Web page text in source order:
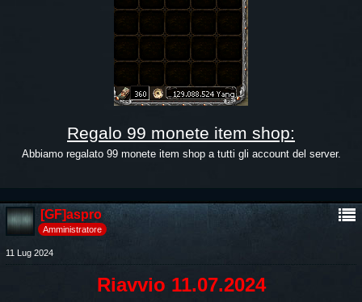
Regalo 99 monete item shop:
Abbiamo regalato 99 monete item shop a tutti gli account del server.
[GF]aspro
Amministratore
11 Lug 2024
Riavvio 11.07.2024